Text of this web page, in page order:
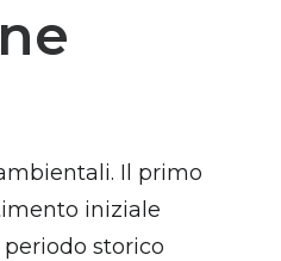
Il primo
iniziale
storico